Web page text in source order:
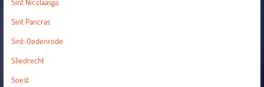
Sint Nicolaasga
Sint Pancras
Sint-Oedenrode
Sliedrecht
Soest